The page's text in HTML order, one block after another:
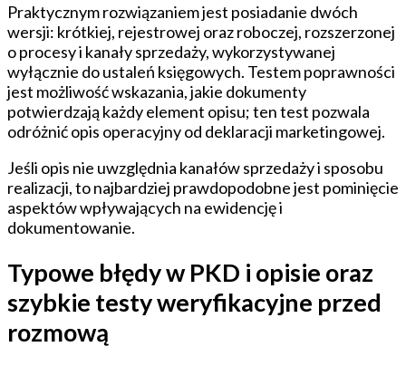
Praktycznym rozwiązaniem jest posiadanie dwóch
wersji: krótkiej, rejestrowej oraz roboczej, rozszerzonej
o procesy i kanały sprzedaży, wykorzystywanej
wyłącznie do ustaleń księgowych. Testem poprawności
jest możliwość wskazania, jakie dokumenty
potwierdzają każdy element opisu; ten test pozwala
odróżnić opis operacyjny od deklaracji marketingowej.
Jeśli opis nie uwzględnia kanałów sprzedaży i sposobu
realizacji, to najbardziej prawdopodobne jest pominięcie
aspektów wpływających na ewidencję i
dokumentowanie.
Typowe błędy w PKD i opisie oraz
szybkie testy weryfikacyjne przed
rozmową